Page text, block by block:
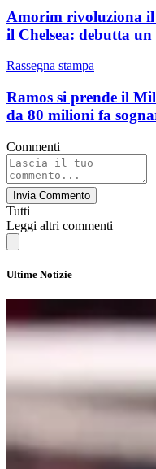
Amorim rivoluziona
il Chelsea: debutta
Rassegna stampa
Ramos si prende il
da 80 milioni fa
Commenti
Invia Commento
Tutti
Leggi altri commenti
Ultime Notizie